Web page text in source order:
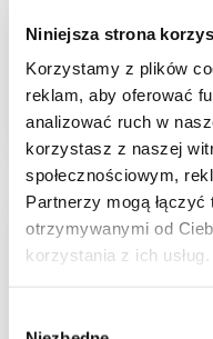
Niniejsza strona
Korzystamy z plików
reklam, aby oferować
analizować ruch w
korzystasz z naszej
społecznościowym,
Partnerzy mogą
otrzymywanymi od
korzystania z ich usług.
ANODOWANA